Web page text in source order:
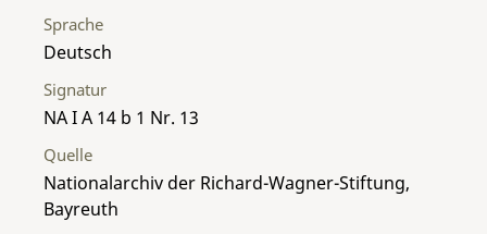
Sprache
Deutsch
Signatur
NA I A 14 b 1 Nr. 13
Quelle
Nationalarchiv der Richard-Wagner-Stiftung,
Bayreuth